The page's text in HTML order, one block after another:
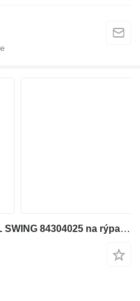
Upevnenie MONTURA DEL SWING 84304025 na rýpadla-nakladača Case 580N